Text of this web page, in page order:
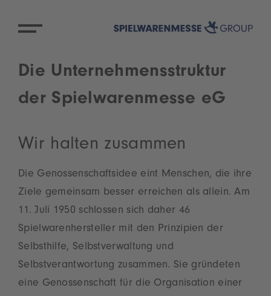
Die Unternehmensstruktur
der Spielwarenmesse eG
Wir halten zusammen
Die Genossenschaftsidee eint Menschen, die ihre
Ziele gemeinsam besser erreichen als allein. Am
11. Juli 1950 schlossen sich daher 46
Spielwarenhersteller mit den Prinzipien der
Selbsthilfe, Selbstverwaltung und
Selbstverantwortung zusammen. Sie gründeten
eine Genossenschaft für die Organisation einer